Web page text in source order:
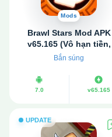
Mods
Brawl Stars Mod APK
v65.165 (Vô hạn tiền,
ngọc)
Bắn súng
7.0 v65.165
UPDATE